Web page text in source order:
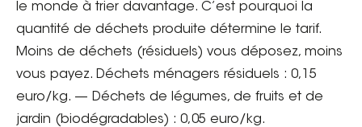
le monde à trier davantage. C’est pourquoi la
quantité de déchets produite détermine le tarif.
Moins de déchets (résiduels) vous déposez, moins
vous payez. Déchets ménagers résiduels : 0,15
euro/kg. — Déchets de légumes, de fruits et de
jardin (biodégradables) : 0,05 euro/kg.